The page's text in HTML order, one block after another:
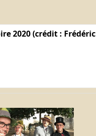
2020 (crédit : Frédéric